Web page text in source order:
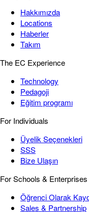
Hakkımızda
Locations
Haberler
Takım
The EC Experience
Technology
Pedagoji
Eğitim programı
For Individuals
Üyelik Seçenekleri
SSS
Bize Ulaşın
For Schools & Enterprises
Öğrenci Olarak
Sales & Partnership